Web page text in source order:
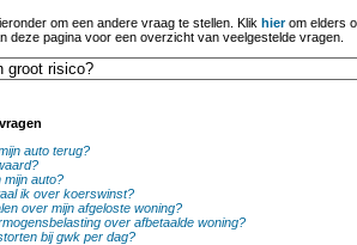
om een andere vraag te stellen. Klik hierom elders
deze pagina voor een overzicht van veelgestelde vragen.
auto terug?
mijn auto?
ik over koerswinst?
over mijn afgeloste woning?
over afbetaalde woning?
bij gwk per dag?